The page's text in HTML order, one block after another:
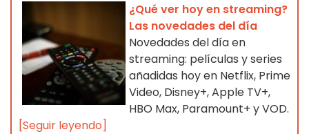
¿Qué ver hoy en streaming?
Las novedades del día
Novedades del día en
streaming: películas y series
añadidas hoy en Netflix, Prime
Video, Disney+, Apple TV+,
HBO Max, Paramount+ y VOD.
[Seguir leyendo]